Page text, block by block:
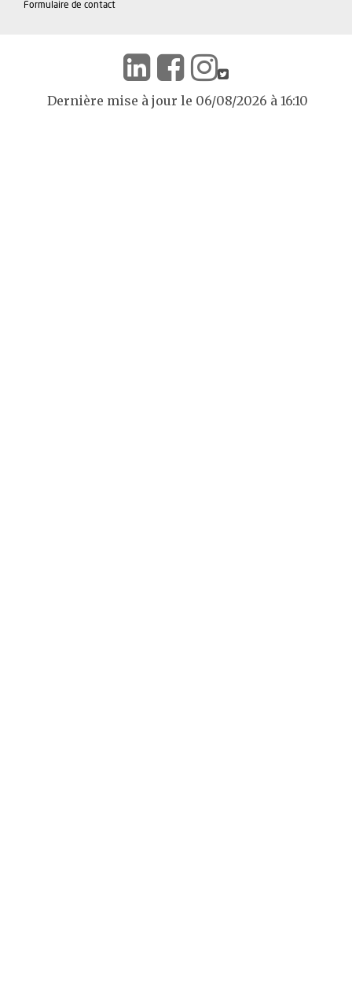
Formulaire de contact
Dernière mise à jour le 06/08/2026 à 16:10